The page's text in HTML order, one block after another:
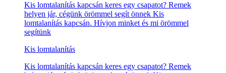
Kis lomtalanítás kapcsán keres egy csapatot? Remek
helyen jár, cégünk örömmel segít önnek Kis
lomtalanítás kapcsán. Hívjon minket és mi örömmel
segítünk
Kis lomtalanítás
Kis lomtalanítás kapcsán keres egy csapatot? Remek